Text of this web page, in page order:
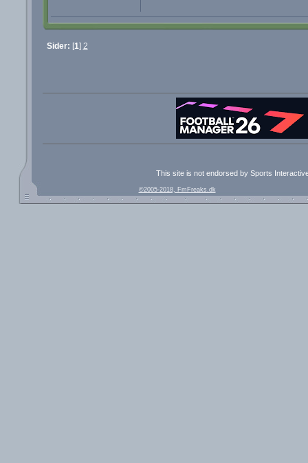
Sider: [1] 2
This site is not endorsed by Sports
©2005-2018, FmFreaks.dk